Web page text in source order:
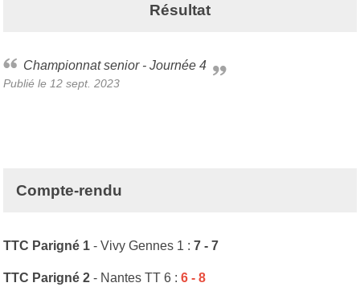
Résultat
Championnat senior - Journée 4
Publié le 12 sept. 2023
Compte-rendu
TTC Parigné 1 - Vivy Gennes 1 : 7 - 7
TTC Parigné 2 - Nantes TT 6 : 6 - 8